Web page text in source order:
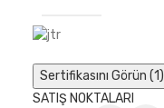
Sertifikasını Görün (1)
SATIŞ NOKTALARI